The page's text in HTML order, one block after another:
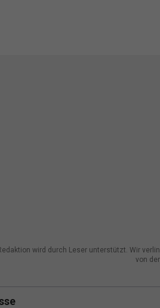
wird durch Leser unterstützt. Wir
von